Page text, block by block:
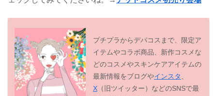
プチプラからデパコスまで、限定ア
イテムやコラボ商品、新作コスメな
どのコスメやスキンケアアイテムの
最新情報をブログやインスタ
X（旧ツイッター）などのSNSで最